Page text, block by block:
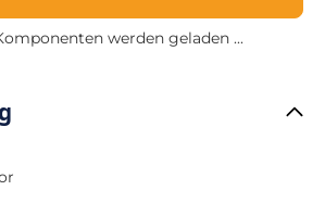
Loading...
werden geladen ...